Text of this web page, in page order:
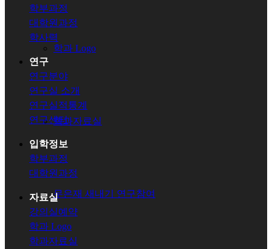
학과 Logo
학과자료실
무은재 새내기 연구참여
학부과정
대학원과정
학사력
연구
연구분야
연구실 소개
연구실적통계
연구센터
입학정보
학부과정
대학원과정
자료실
강의실예약
학과 Logo
학과자료실